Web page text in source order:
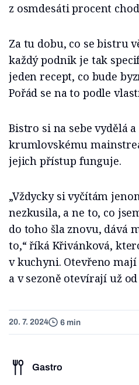
z osmdesáti procent
Za tu dobu, co se bistru
každý podnik je tak
jeden recept, co bude
Pořád se na to podle
Bistro si na sebe vydělá
krumlovskému
jejich přístup funguje.
„Vždycky si vyčítám
nezkusila, a ne to, co
do toho šla znovu, dává
to,“ říká Křivánková,
v kuchyni. Otevřeno
a v sezoně otevírají už od
20. 7. 2024 6 min
Gastro